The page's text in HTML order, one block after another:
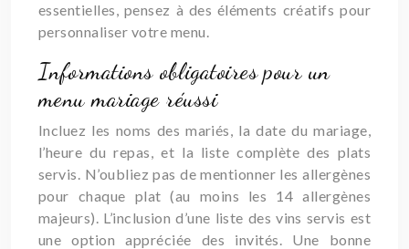
essentielles, pensez à des éléments créatifs pour
personnaliser votre menu.
Informations obligatoires pour un
menu mariage réussi
Incluez les noms des mariés, la date du mariage,
l’heure du repas, et la liste complète des plats
servis. N’oubliez pas de mentionner les allergènes
pour chaque plat (au moins les 14 allergènes
majeurs). L’inclusion d’une liste des vins servis est
une option appréciée des invités. Une bonne